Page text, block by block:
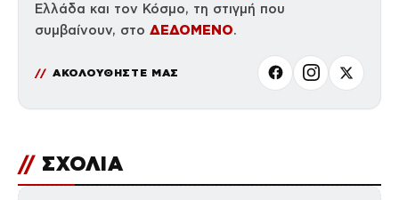
Ελλάδα και τον Κόσμο, τη στιγμή που
συμβαίνουν, στο ΔΕΔΟΜΕΝΟ.
ΑΚΟΛΟΥΘΗΣΤΕ ΜΑΣ
// ΣΧΟΛΙΑ